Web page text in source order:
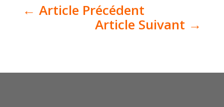
← Article Précédent
Article Suivant →